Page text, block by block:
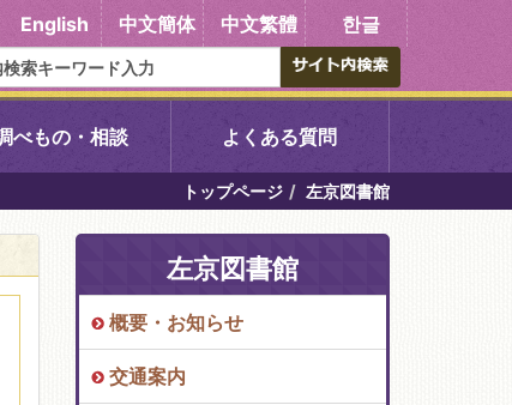
English 中文簡体 中文繁體 한글
醍醐中央図書館
東山図書館
吉祥院図書館
べもの・相談 よくある質問
トップページ 左京図書館
左京図書館
概要・お知らせ
交通案内